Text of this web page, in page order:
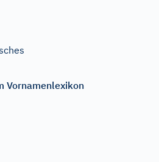
Vornamenlexikon